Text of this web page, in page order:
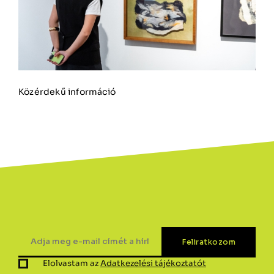
Közérdekű információ
Elolvastam azAdatkezelési tájékoztatót